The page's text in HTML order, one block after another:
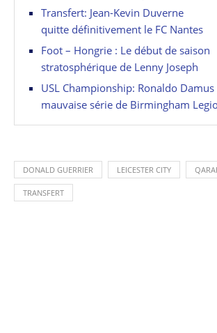
Transfert: Jean-Kevin Duverne
quitte définitivement le FC Nantes
Foot – Hongrie : Le début de saison
stratosphérique de Lenny Joseph
USL Championship: Ronaldo
mauvaise série de Birmingham
DONALD GUERRIER LEICESTER CITY
TRANSFERT